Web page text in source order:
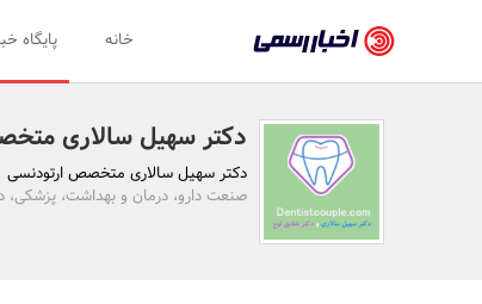
رسمی
اخبار
تایید
خانه پایگاه
دکتر سهیل سالاری
دکتر سهیل سالاری متخصص ارتودنسی
صنعت دارو، درمان و بهداشت، پزشکی،